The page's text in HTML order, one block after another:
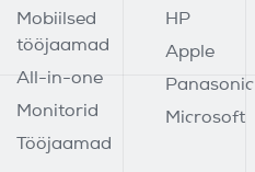
Mobiilsed
tööjaamad
All-in-one
Monitorid
Tööjaamad
HP
Apple
Panasonic
Microsoft